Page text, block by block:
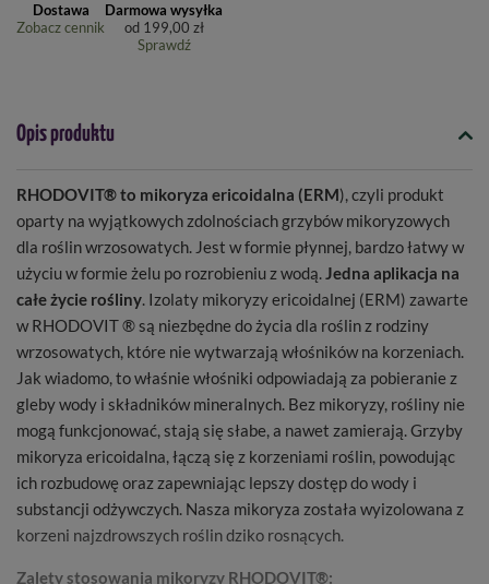
Dostawa
Zobacz cennik
Darmowa wysyłka
od 199,00 zł
Sprawdź
Opis produktu
RHODOVIT®to mikoryza ericoidalna (ERM), czyli produkt
oparty na wyjątkowych zdolnościach grzybów mikoryzowych
dla roślin wrzosowatych. Jest w formie płynnej, bardzo łatwy w
użyciu w formie żelu po rozrobieniu z wodą.Jedna aplikacja na
całe życie rośliny. Izolaty mikoryzy ericoidalnej (ERM) zawarte
w RHODOVIT ® są niezbędne do życia dla roślin z rodziny
wrzosowatych, które nie wytwarzają włośników na korzeniach.
Jak wiadomo, to właśnie włośniki odpowiadają za pobieranie z
gleby wody i składników mineralnych. Bez mikoryzy, rośliny nie
mogą funkcjonować, stają się słabe, a nawet zamierają. Grzyby
mikoryza ericoidalna, łączą się z korzeniami roślin, powodując
ich rozbudowę oraz zapewniając lepszy dostęp do wody i
substancji odżywczych. Nasza mikoryza została wyizolowana z
korzeni najzdrowszych roślin dziko rosnących.
Zalety stosowania mikoryzy RHODOVIT®: